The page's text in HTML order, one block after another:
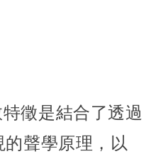
徵是結合了透過
聲學原理，以